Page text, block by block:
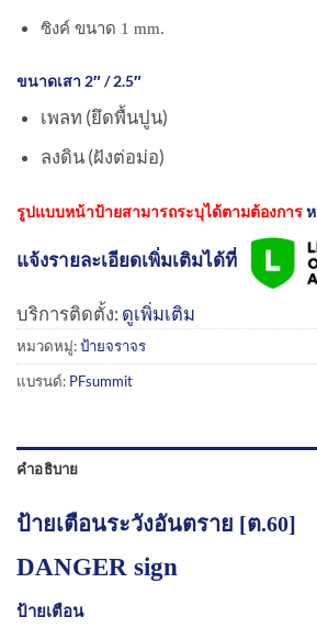
ซิงค์ ขนาด 1 mm.
ขนาดเสา 2″ / 2.5″
เพลท (ยึดพื้นปูน)
ลงดิน (ฝังต่อม่อ)
รูปแบบหน้าป้ายสามารถระบุได้ตามต้องการ
แจ้งรายละเอียดเพิ่มเติมได้ที่
บริการติดตั้ง: ดูเพิ่มเติม
หมวดหมู่:ป้ายจราจร
แบรนด์: PFsummit
คำอธิบาย
ป้ายเตือนระวังอันตราย [ต.60]
DANGER sign
ป้ายเตือน